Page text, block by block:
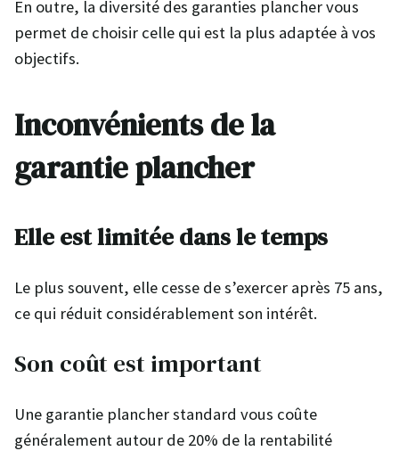
En outre, la diversité des garanties plancher vous
permet de choisir celle qui est la plus adaptée à vos
objectifs.
Inconvénients de la
garantie plancher
Elle est limitée dans le temps
Le plus souvent, elle cesse de s’exercer après 75 ans,
ce qui réduit considérablement son intérêt.
Son coût est important
Une garantie plancher standard vous coûte
généralement autour de 20% de la rentabilité